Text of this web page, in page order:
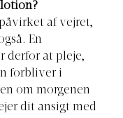
af vejret,
En
derfor at pleje,
forbliver i
om morgenen
dit ansigt med